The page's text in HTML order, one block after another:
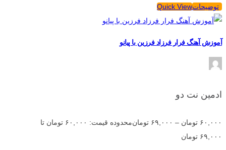
توضیحاتQuick View
آموزش آهنگ فرار فرزاد فرزین با پیانو
ادمین نت دو
۶۰,۰۰۰ تومان – ۶۹,۰۰۰ تومان
محدوده قیمت: ۶۰,۰۰۰ تومان تا
۶۹,۰۰۰ تومان